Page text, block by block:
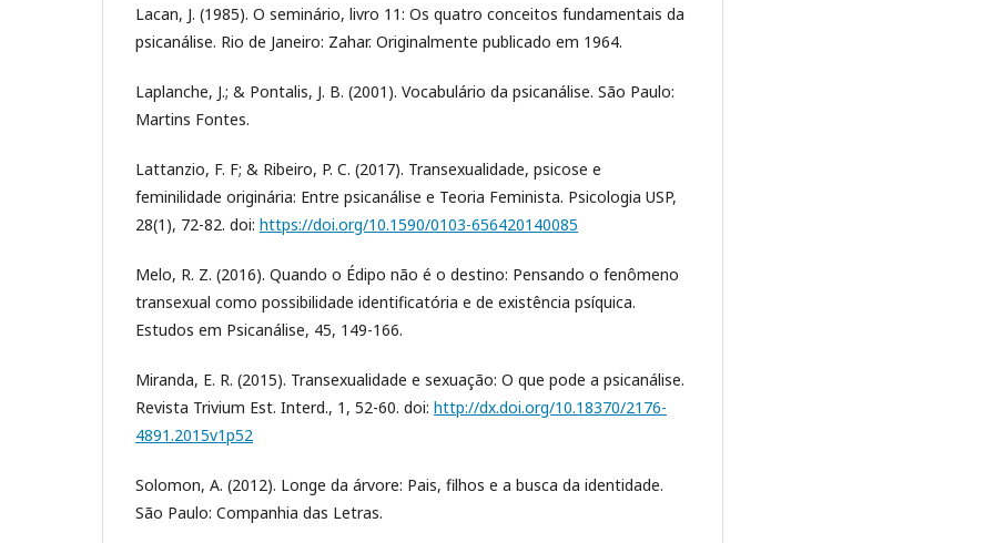
Lacan, J. (1985). O seminário, livro 11: Os quatro conceitos fundamentais da
psicanálise. Rio de Janeiro: Zahar. Originalmente publicado em 1964.
Laplanche, J.; & Pontalis, J. B. (2001). Vocabulário da psicanálise. São Paulo:
Martins Fontes.
Lattanzio, F. F; & Ribeiro, P. C. (2017). Transexualidade, psicose e
feminilidade originária: Entre psicanálise e Teoria Feminista. Psicologia USP,
28(1), 72-82. doi: https://doi.org/10.1590/0103-656420140085
Melo, R. Z. (2016). Quando o Édipo não é o destino: Pensando o fenômeno
transexual como possibilidade identificatória e de existência psíquica.
Estudos em Psicanálise, 45, 149-166.
Miranda, E. R. (2015). Transexualidade e sexuação: O que pode a psicanálise.
Revista Trivium Est. Interd., 1, 52-60. doi: http://dx.doi.org/10.18370/2176-
4891.2015v1p52
Solomon, A. (2012). Longe da árvore: Pais, filhos e a busca da identidade.
São Paulo: Companhia das Letras.